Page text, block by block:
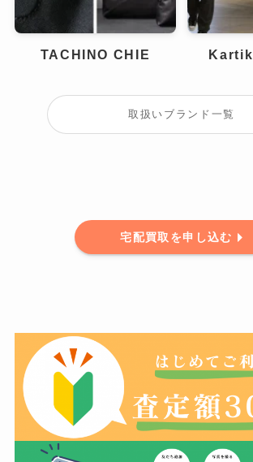
TACHINO CHIE
取扱いブランド一覧
宅配買取を申し込む